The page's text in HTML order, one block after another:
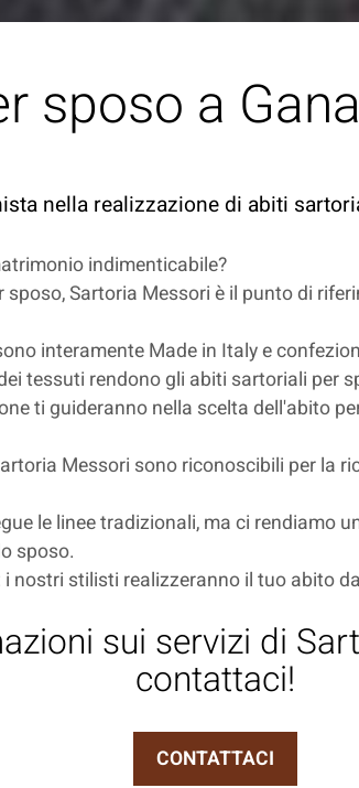
sposo a
nella realizzazione di abiti
indimenticabile?
Sartoria Messori è il punto di
interamente Made in Italy e
tessuti rendono gli abiti sartoriali per
ti guideranno nella scelta dell'abito
Messori sono riconoscibili per la
le linee tradizionali, ma ci rendiamo
sposo.
nostri stilisti realizzeranno il tuo abito
sui servizi di
contattaci!
CONTATTACI